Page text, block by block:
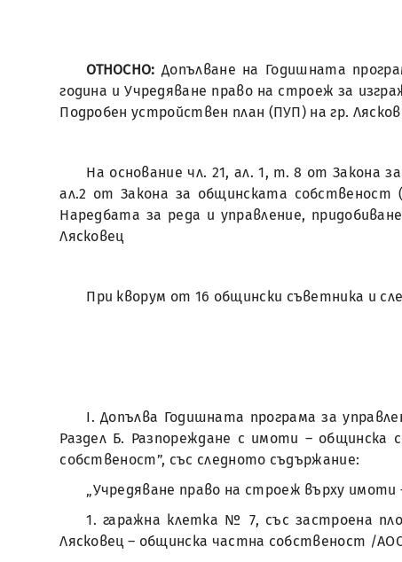
ОТНОСНО:Допълване на Годишната
година и Учредяване право на строеж за
Подробен устройствен план (ПУП) на гр.
На основание чл. 21, ал. 1, т. 8 от Закона
ал.2 от Закона за общинската собственост
Наредбата за реда и управление,
Лясковец
При кворум от 16 общински съветника и
І. Допълва Годишната програма за
Раздел Б. Разпореждане с имоти – общинска
собственост”, със следното съдържание:
„Учредяване право на строеж върху
1. гаражна клетка № 7, със застроена
Лясковец – общинска частна собственост /